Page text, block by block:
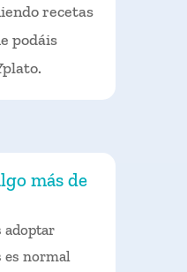
recetas
podáis
más de
adoptar
es normal